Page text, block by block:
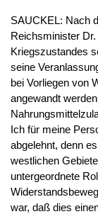
SAUCKEL: Nach
Reichsminister
Kriegszustandes
seine
bei Vorliegen von
angewandt
Ich für meine
abgelehnt, denn
westlichen
untergeordnete
war, daß dies